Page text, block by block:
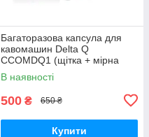
Багаторазова капсула для
кавомашин Delta Q
CCOMDQ1 (щітка + мірна
ложка)
В наявності
500 ₴ 650 ₴
Купити